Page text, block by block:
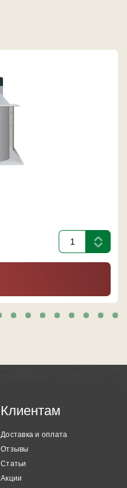
Клиентам
Доставка и оплата
Отзывы
Статьи
Акции